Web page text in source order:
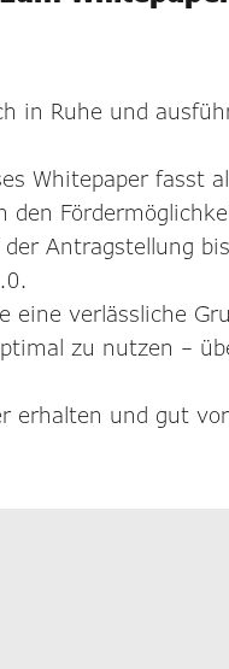
in Ruhe und
Whitepaper fasst
den
der Antragstellung
eine verlässliche
zu nutzen –
erhalten und gut